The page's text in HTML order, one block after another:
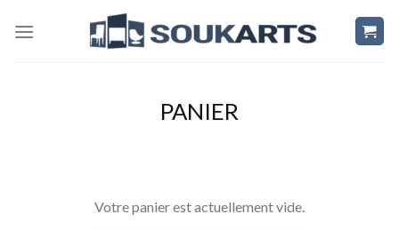
PANIER
Votre panier est actuellement vide.